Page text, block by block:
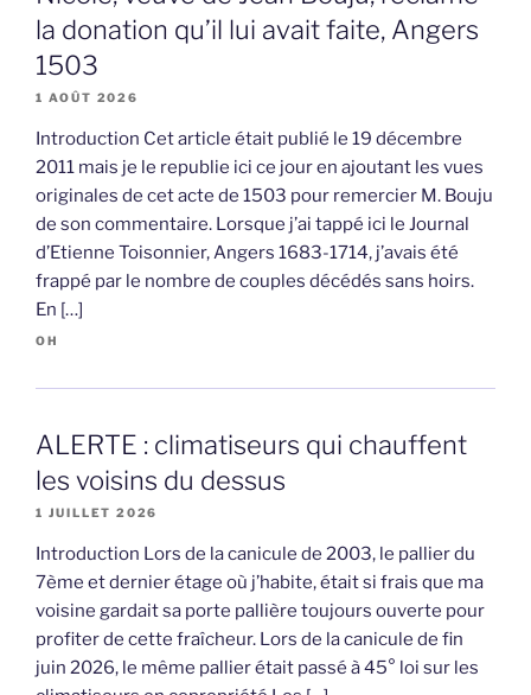
la donation qu’il lui avait faite, Angers
1503
1 AOÛT 2026
Introduction Cet article était publié le 19 décembre
2011 mais je le republie ici ce jour en ajoutant les vues
originales de cet acte de 1503 pour remercier M. Bouju
de son commentaire. Lorsque j’ai tappé ici le Journal
d’Etienne Toisonnier, Angers 1683-1714, j’avais été
frappé par le nombre de couples décédés sans hoirs.
En […]
OH
ALERTE : climatiseurs qui chauffent
les voisins du dessus
1 JUILLET 2026
Introduction Lors de la canicule de 2003, le pallier du
7ème et dernier étage où j’habite, était si frais que ma
voisine gardait sa porte pallière toujours ouverte pour
profiter de cette fraîcheur. Lors de la canicule de fin
juin 2026, le même pallier était passé à 45° loi sur les